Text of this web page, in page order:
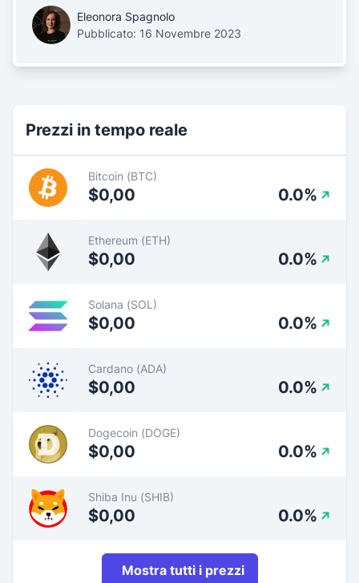
Eleonora Spagnolo
Pubblicato: 16 Novembre 2023
Prezzi in tempo reale
Bitcoin (BTC)
$0,00 0.0%
Ethereum (ETH)
$0,00 0.0%
Solana (SOL)
$0,00 0.0%
Cardano (ADA)
$0,00 0.0%
Dogecoin (DOGE)
$0,00 0.0%
Shiba Inu (SHIB)
$0,00 0.0%
Mostra tutti i prezzi